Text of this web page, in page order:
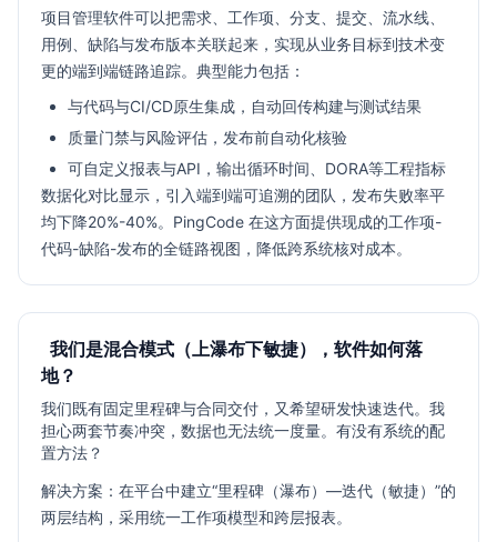
项目管理软件可以把需求、工作项、分支、提交、流水线、
用例、缺陷与发布版本关联起来，实现从业务目标到技术变
更的端到端链路追踪。典型能力包括：
与代码与CI/CD原生集成，自动回传构建与测试结果
质量门禁与风险评估，发布前自动化核验
可自定义报表与API，输出循环时间、DORA等工程指标
数据化对比显示，引入端到端可追溯的团队，发布失败率平
均下降20%-40%。PingCode 在这方面提供现成的工作项-
代码-缺陷-发布的全链路视图，降低跨系统核对成本。
我们是混合模式（上瀑布下敏捷），软件如何落
地？
我们既有固定里程碑与合同交付，又希望研发快速迭代。我
担心两套节奏冲突，数据也无法统一度量。有没有系统的配
置方法？
解决方案：在平台中建立“里程碑（瀑布）—迭代（敏捷）”的
两层结构，采用统一工作项模型和跨层报表。